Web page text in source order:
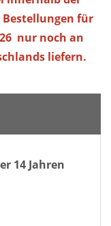
für
nur noch an
liefern.
14 Jahren